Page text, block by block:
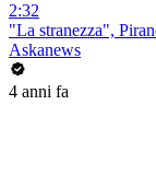
2:32
"La stranezza",
Askanews
4 anni fa